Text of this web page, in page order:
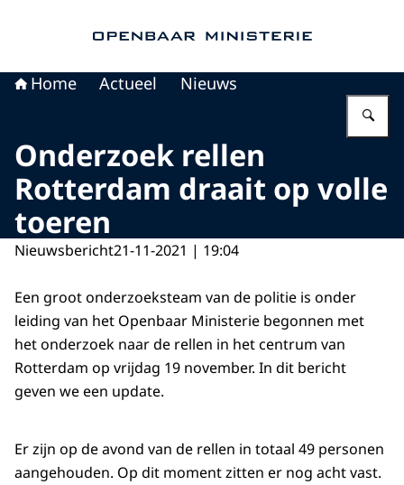
Home Actueel Nieuws
Onderzoek rellen
Rotterdam draait op volle
toeren
Nieuwsbericht21-11-2021 | 19:04
Een groot onderzoeksteam van de politie is onder
leiding van het Openbaar Ministerie begonnen met
het onderzoek naar de rellen in het centrum van
Rotterdam op vrijdag 19 november. In dit bericht
geven we een update.
Er zijn op de avond van de rellen in totaal 49 personen
aangehouden. Op dit moment zitten er nog acht vast.